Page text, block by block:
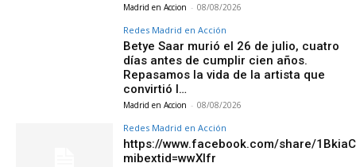
Madrid en Accion - 08/08/2026
Redes Madrid en Acción
Betye Saar murió el 26 de julio, cuatro
días antes de cumplir cien años.
Repasamos la vida de la artista que
convirtió l…
Madrid en Accion - 08/08/2026
Redes Madrid en Acción
https://www.facebook.com/share/
mibextid=wwXIfr